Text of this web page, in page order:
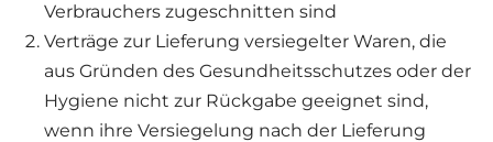
Verbrauchers zugeschnitten sind
Verträge zur Lieferung versiegelter Waren, die
aus Gründen des Gesundheitsschutzes oder der
Hygiene nicht zur Rückgabe geeignet sind,
wenn ihre Versiegelung nach der Lieferung